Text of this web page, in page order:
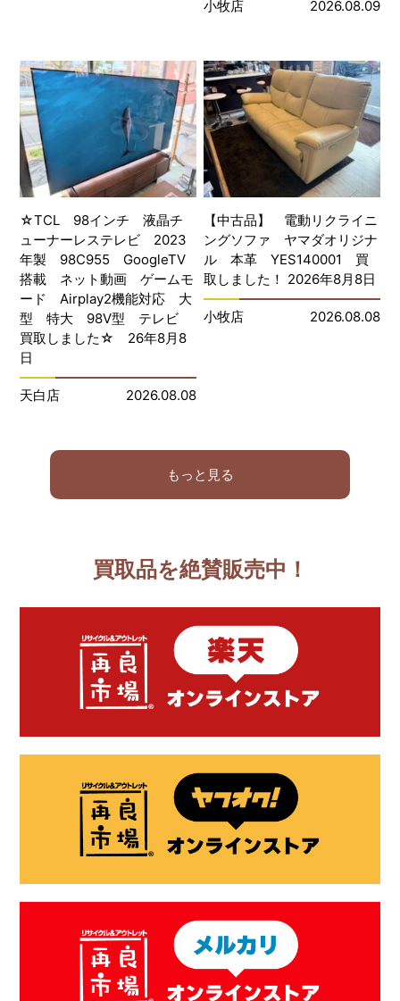
小牧店 2026.08.09
☆TCL 98インチ 液晶チ
ューナーレステレビ 2023
年製 98C955 GoogleTV
搭載 ネット動画 ゲームモ
ード Airplay2機能対応 大
型 特大 98V型 テレビ
買取しました☆ 26年8月8
日
天白店 2026.08.08
【中古品】 電動リクライニ
ングソファ ヤマダオリジナ
ル 本革 YES140001 買
取しました！ 2026年8月8日
小牧店 2026.08.08
もっと見る
買取品を絶賛販売中！